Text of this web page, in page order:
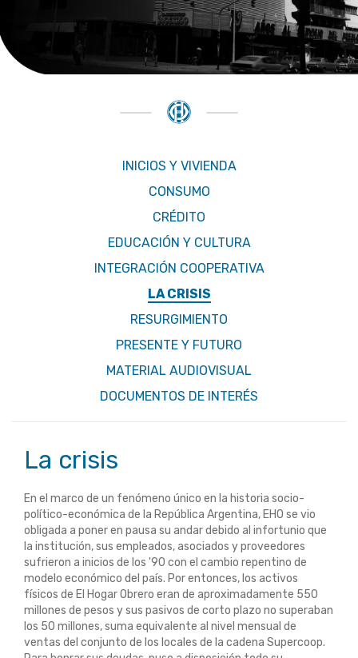
INICIOS Y VIVIENDA
CONSUMO
CRÉDITO
EDUCACIÓN Y CULTURA
INTEGRACIÓN COOPERATIVA
LA CRISIS
RESURGIMIENTO
PRESENTE Y FUTURO
MATERIAL AUDIOVISUAL
DOCUMENTOS DE INTERÉS
La crisis
En el marco de un fenómeno único en la historia socio-
político-económica de la República Argentina, EHO se vio
obligada a poner en pausa su andar debido al infortunio que
la institución, sus empleados, asociados y proveedores
sufrieron a inicios de los '90 con el cambio repentino de
modelo económico del país. Por entonces, los activos
físicos de El Hogar Obrero eran de aproximadamente 550
millones de pesos y sus pasivos de corto plazo no superaban
los 50 millones, suma equivalente al nivel mensual de
ventas del conjunto de los locales de la cadena Supercoop.